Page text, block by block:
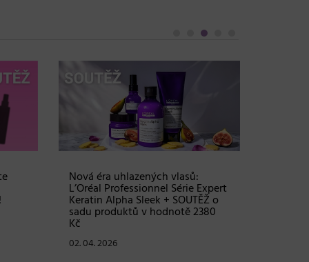
Nová éra uhlazených vlasů:
L’Oréal Professionnel Série Expert
Keratin Alpha Sleek + SOUTĚŽ o
sadu produktů v hodnotě 2380
Kč
02. 04. 2026